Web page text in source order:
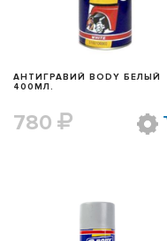
АНТИГРАВИЙ BODY БЕЛЫЙ
400МЛ.
780